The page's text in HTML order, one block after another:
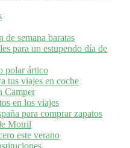
de semana baratas
para un estupendo día de
polar ártico
tus viajes en coche
Camper
en los viajes
para comprar zapatos
Motril
este verano